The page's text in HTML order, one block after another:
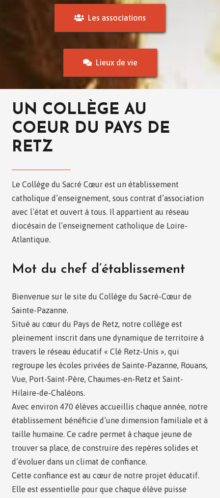
Les associations
Lieux de vie
UN COLLÈGE AU
COEUR DU PAYS DE
RETZ
Le Collège du Sacré Cœur est un établissement
catholique d’enseignement, sous contrat d’association
avec l’état et ouvert à tous. Il appartient au réseau
diocésain de l’enseignement catholique de Loire-
Atlantique.
Mot du chef d’établissement
Bienvenue sur le site du Collège du Sacré-Cœur de
Sainte-Pazanne.
Situé au cœur du Pays de Retz, notre collège est
pleinement inscrit dans une dynamique de territoire à
travers le réseau éducatif « Clé Retz-Unis », qui
regroupe les écoles privées de Sainte-Pazanne, Rouans,
Vue, Port-Saint-Père, Chaumes-en-Retz et Saint-
Hilaire-de-Chaléons.
Avec environ 470 élèves accueillis chaque année, notre
établissement bénéficie d’une dimension familiale et à
taille humaine. Ce cadre permet à chaque jeune de
trouver sa place, de construire des repères solides et
d’évoluer dans un climat de confiance.
Cette confiance est au cœur de notre projet éducatif.
Elle est essentielle pour que chaque élève puisse